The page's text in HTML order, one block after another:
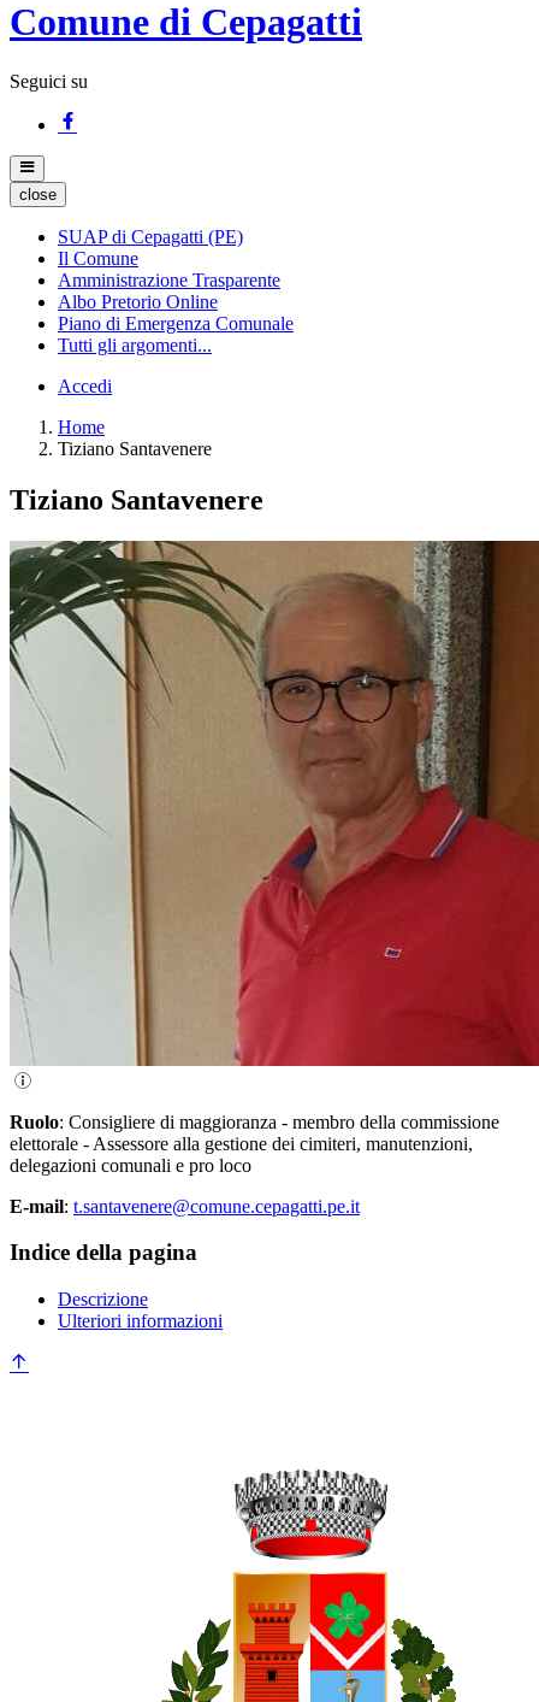
Comune di Cepagatti
Seguici su
close
SUAP di Cepagatti (PE)
Il Comune
Amministrazione Trasparente
Albo Pretorio Online
Piano di Emergenza Comunale
Tutti gli argomenti...
Accedi
Home
Tiziano Santavenere
Tiziano Santavenere
Ruolo: Consigliere di maggioranza - membro della commissione
elettorale - Assessore alla gestione dei cimiteri, manutenzioni,
delegazioni comunali e pro loco
E-mail: t.santavenere@comune.cepagatti.pe.it
Indice della pagina
Descrizione
Ulteriori informazioni